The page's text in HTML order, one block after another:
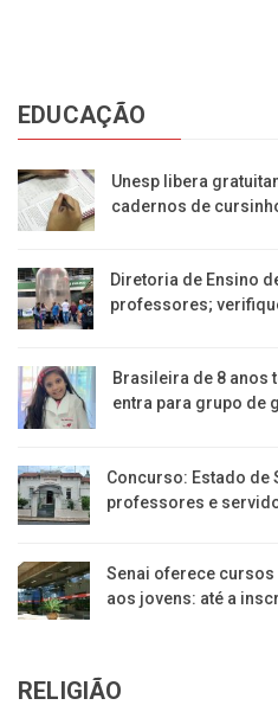
EDUCAÇÃO
Unesp libera
cadernos de
Diretoria de Ensino
professores;
Brasileira de 8 anos
entra para grupo de
Concurso: Estado de
professores e
Senai oferece
aos jovens: até a
RELIGIÃO